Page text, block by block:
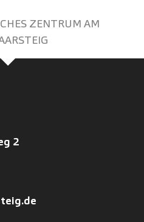
ZENTRUM AM
2